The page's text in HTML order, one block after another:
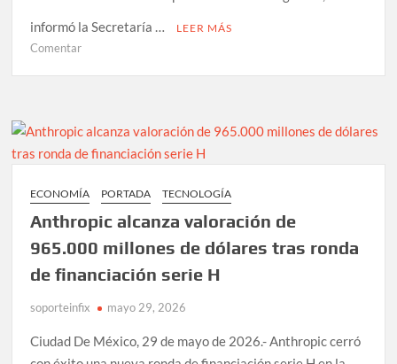
informó la Secretaría …
LEER MÁS
Comentaren
reportes
delitos
digitales
en
cinco
meses
2026
ECONOMÍA PORTADA TECNOLOGÍA
Anthropic alcanza valoración de
965.000 millones de dólares tras ronda
de financiación serie H
soporteinfix mayo 29, 2026
Ciudad De México, 29 de mayo de 2026.- Anthropic cerró